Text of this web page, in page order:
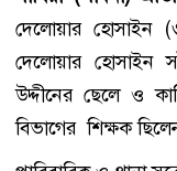
দেলোয়ার হোসাইন
দেলোয়ার হোসাইন
উদ্দীনের ছেলে ও
বিভাগের শিক্ষক